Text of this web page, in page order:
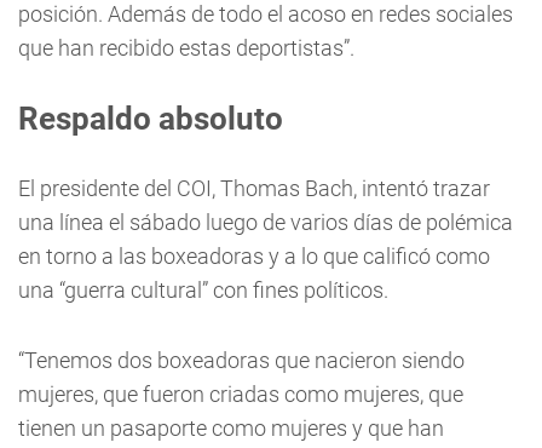
posición. Además de todo el acoso en redes sociales
que han recibido estas deportistas”.
Respaldo absoluto
El presidente del COI, Thomas Bach, intentó trazar
una línea el sábado luego de varios días de polémica
en torno a las boxeadoras y a lo que calificó como
una “guerra cultural” con fines políticos.
“Tenemos dos boxeadoras que nacieron siendo
mujeres, que fueron criadas como mujeres, que
tienen un pasaporte como mujeres y que han